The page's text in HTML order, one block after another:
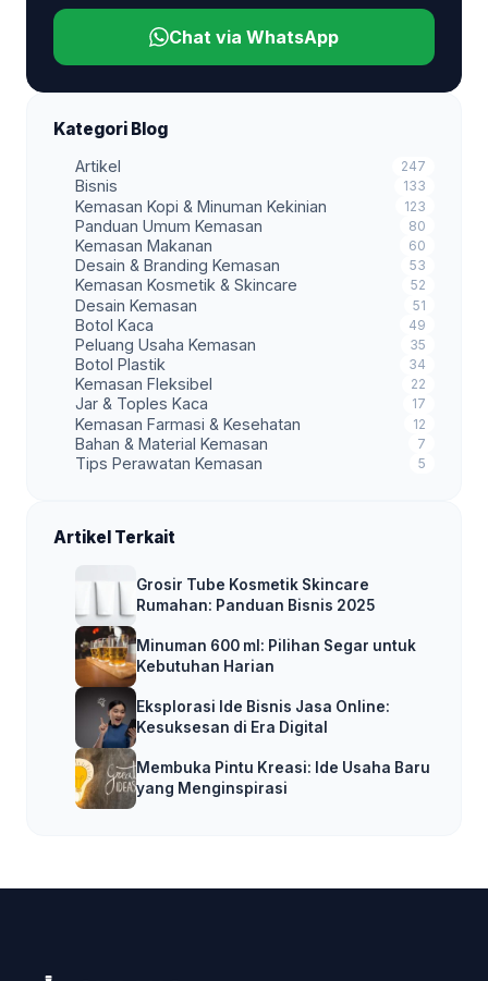
Chat via WhatsApp
Kategori Blog
Artikel 247
Bisnis 133
Kemasan Kopi & Minuman Kekinian 123
Panduan Umum Kemasan 80
Kemasan Makanan 60
Desain & Branding Kemasan 53
Kemasan Kosmetik & Skincare 52
Desain Kemasan 51
Botol Kaca 49
Peluang Usaha Kemasan 35
Botol Plastik 34
Kemasan Fleksibel 22
Jar & Toples Kaca 17
Kemasan Farmasi & Kesehatan 12
Bahan & Material Kemasan 7
Tips Perawatan Kemasan 5
Artikel Terkait
Grosir Tube Kosmetik Skincare
Rumahan: Panduan Bisnis 2025
Minuman 600 ml: Pilihan Segar untuk
Kebutuhan Harian
Eksplorasi Ide Bisnis Jasa Online:
Kesuksesan di Era Digital
Membuka Pintu Kreasi: Ide Usaha Baru
yang Menginspirasi